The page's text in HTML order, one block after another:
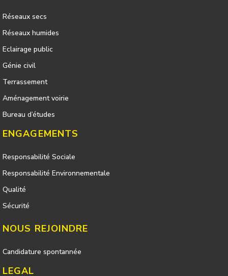
Réseaux secs
Réseaux humides
Eclairage public
Génie civil
Terrassement
Aménagement voirie
Bureau d’études
ENGAGEMENTS
Responsabilité Sociale
Responsabilité Environnementale
Qualité
Sécurité
NOUS REJOINDRE
Candidature spontannée
LEGAL